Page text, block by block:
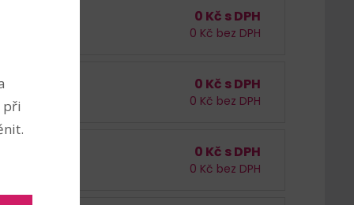
0 Kč s DPH
0 Kč bez DPH
bal. (50 sada) 0 Kč s DPH
0 Kč bez DPH
0 Kč s DPH
0 Kč bez DPH
při